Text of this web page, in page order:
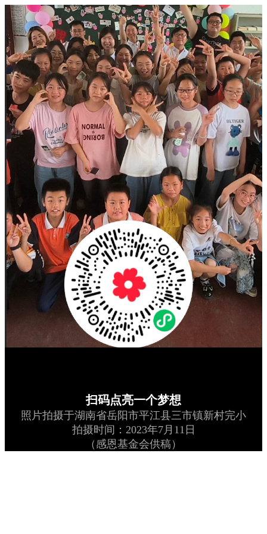
扫码点亮一个梦想
照片拍摄于湖南省岳阳市平江县三市镇新村完小
拍摄时间：2023年7月11日
（感恩基金会供稿）